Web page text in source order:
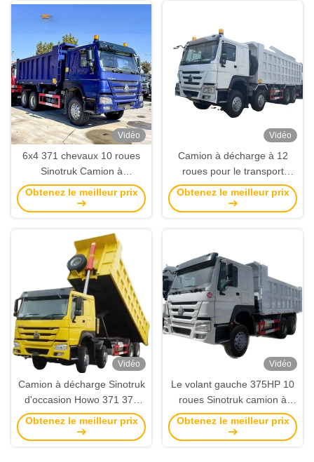
Vidéo
6x4 371 chevaux 10 roues
Sinotruk Camion à
décharges, Camion à
décharges d'occasion Howo
Obtenez le meilleur prix
Vidéo
Camion à décharge à 12
roues pour le transport
routier
Obtenez le meilleur prix
Vidéo
Camion à décharge Sinotruk
d'occasion Howo 371 375
Weichai Camion à décharge
6x4 300-400L réservoir de
Obtenez le meilleur prix
Vidéo
Le volant gauche 375HP 10
roues Sinotruk camion à
ordures 30 tonnes
d'occasion 6x4 HOWO
Obtenez le meilleur prix